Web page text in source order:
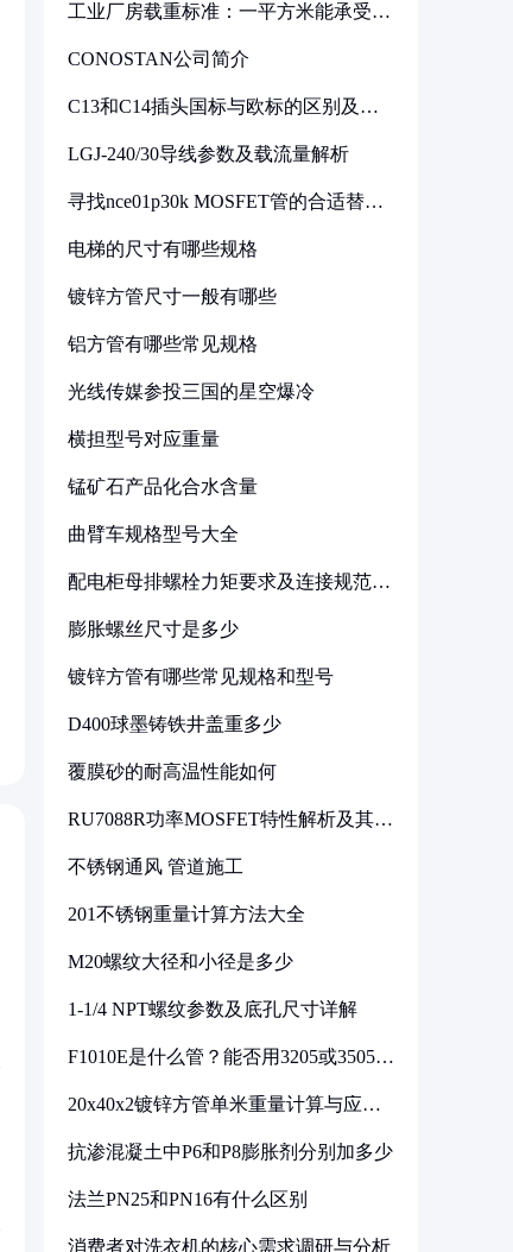
工业厂房载重标准：一平方米能承受多
CONOSTAN公司简介
C13和C14插头国标与欧标的区别及其
LGJ-240/30导线参数及载流量解析
寻找nce01p30k MOSFET管的合适替代
电梯的尺寸有哪些规格
镀锌方管尺寸一般有哪些
铝方管有哪些常见规格
光线传媒参投三国的星空爆冷
横担型号对应重量
锰矿石产品化合水含量
曲臂车规格型号大全
配电柜母排螺栓力矩要求及连接规范详
膨胀螺丝尺寸是多少
镀锌方管有哪些常见规格和型号
D400球墨铸铁井盖重多少
覆膜砂的耐高温性能如何
RU7088R功率MOSFET特性解析及其在
不锈钢通风 管道施工
201不锈钢重量计算方法大全
M20螺纹大径和小径是多少
1-1/4 NPT螺纹参数及底孔尺寸详解
F1010E是什么管？能否用3205或3505代
20x40x2镀锌方管单米重量计算与应用
抗渗混凝土中P6和P8膨胀剂分别加多少
法兰PN25和PN16有什么区别
消费者对洗衣机的核心需求调研与分析